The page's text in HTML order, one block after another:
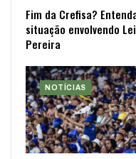
Fim da Crefisa?
situação envolvendo
Pereira
NOTÍCIAS